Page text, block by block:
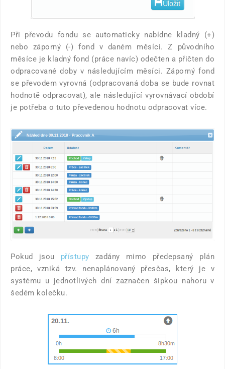
Při převodu fondu se automaticky nabídne kladný (+)
nebo záporný (-) fond v daném měsíci. Z původního
měsíce je kladný fond (práce navíc) odečten a přičten do
odpracované doby v následujícím měsíci. Záporný fond
se převodem vyrovná (odpracovaná doba se bude rovnat
hodnotě odpracovat), ale následující vyrovnávací období
je potřeba o tuto převedenou hodnotu odpracovat více.
Pokud jsou přístupy zadány mimo předepsaný plán
práce, vzniká tzv. nenaplánovaný přesčas, který je v
systému u jednotlivých dní zaznačen šipkou nahoru v
šedém kolečku.